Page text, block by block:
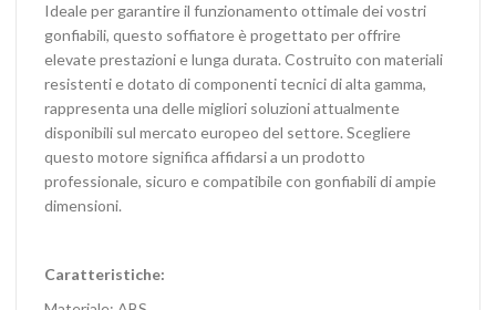
Ideale per garantire il funzionamento ottimale dei vostri
gonfiabili, questo soffiatore è progettato per offrire
elevate prestazioni e lunga durata. Costruito con materiali
resistenti e dotato di componenti tecnici di alta gamma,
rappresenta una delle migliori soluzioni attualmente
disponibili sul mercato europeo del settore. Scegliere
questo motore significa affidarsi a un prodotto
professionale, sicuro e compatibile con gonfiabili di ampie
dimensioni.
Caratteristiche: